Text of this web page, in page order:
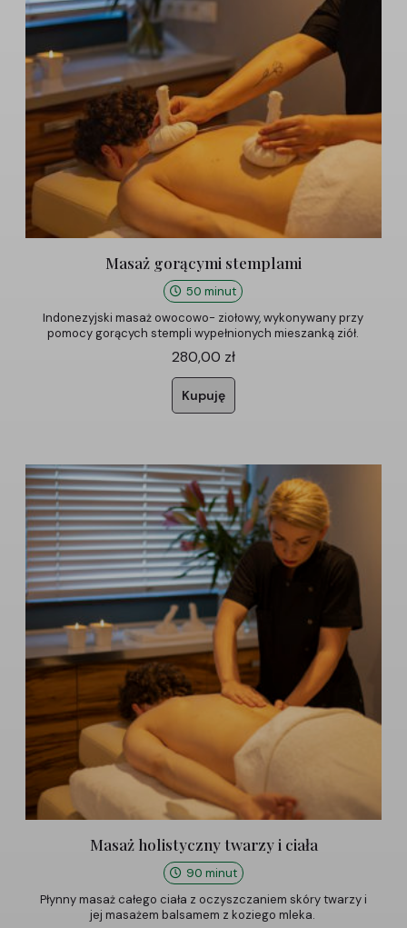
Masaż gorącymi stemplami
50 minut
Indonezyjski masaż owocowo- ziołowy, wykonywany przy
pomocy gorących stempli wypełnionych mieszanką ziół.
280,00 zł
Kupuję
Masaż holistyczny twarzy i ciała
90 minut
Płynny masaż całego ciała z oczyszczaniem skóry twarzy i
jej masażem balsamem z koziego mleka.